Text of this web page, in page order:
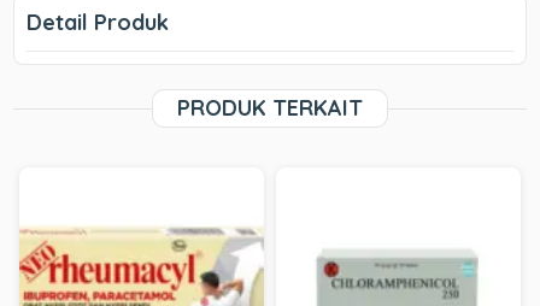
Detail Produk
PRODUK TERKAIT